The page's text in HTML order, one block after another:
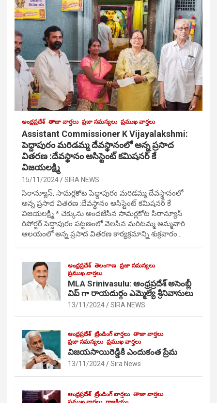
ఆంధ్రప్రదేశ్ తాజా వార్తలు ప్రజా సమస్యలు ప్రముఖ వార్తలు
Assistant Commissioner K Vijayalakshmi:
పెద్దాపురం మరిడమ్మ దేవస్థానంలో అన్న ప్రసాద
వితరణ :దేవస్థానం అసిస్టెంట్ కమిషనర్ కే
విజయలక్ష్మి
15/11/2024 SIRA NEWS
సిరాన్యూస్, సామర్లకోట పెద్దాపురం మరిడమ్మ దేవస్థానంలో
అన్న ప్రసాద వితరణ :దేవస్థానం అసిస్టెంట్ కమిషనర్ కే
విజయలక్ష్మి * చెక్కును అందజేసిన సామర్లకోట సిరాన్యూస్
రిపోర్టర్ పెద్దాపురం పట్టణంలో వెలసిన మరిటమ్మ అమ్మవారి
ఆలయంలో అన్న ప్రసాద వితరణ కార్యక్రమాన్ని శుక్రవారం…
ఆంధ్రప్రదేశ్ తెలంగాణ ప్రజా సమస్యలు
ప్రముఖ వార్తలు
MLA Srinivasulu: ఆంధ్రప్రదేశ్ అసెంబ్లీ
విప్ గా రాయదుర్గం ఎమ్మెల్యే శ్రీనివాసులు
13/11/2024 SIRA NEWS
ఆంధ్రప్రదేశ్ ట్రేండింగ్ వార్తలు తాజా వార్తలు
ప్రజా సమస్యలు ప్రముఖ వార్తలు
విజయసాయిరెడ్డికి ఎందుకంత ప్రేమ
13/11/2024 Sira News
ఆంధ్రప్రదేశ్ ట్రేండింగ్ వార్తలు తాజా వార్తలు